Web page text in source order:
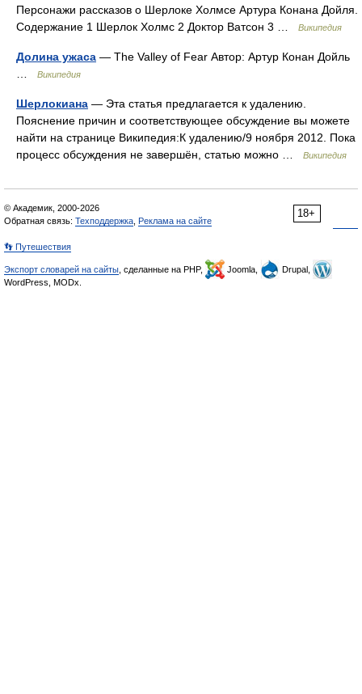
Персонажи рассказов о Шерлоке Холмсе Артура Конана Дойля.
Содержание 1 Шерлок Холмс 2 Доктор Ватсон 3 …
Википедия
Долина ужаса — The Valley of Fear Автор: Артур Конан Дойль
Википедия
Шерлокиана — Эта статья предлагается к удалению.
Пояснение причин и соответствующее обсуждение вы можете
найти на странице Википедия:К удалению/9 ноября 2012. Пока
процесс обсуждения не завершён, статью можно …
Википедия
18+
© Академик, 2000-2026
Обратная связь: Техподдержка Реклама на сайте
👣 Путешествия
Экспорт словарей на сайты , сделанные на PHP, Joomla,
Drupal,
WordPress, MODx.